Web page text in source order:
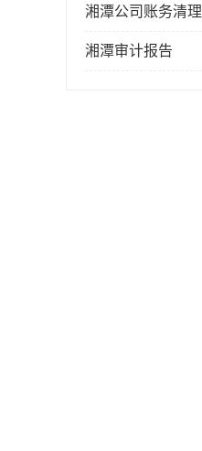
湘潭公司账务清理
湘潭审计报告